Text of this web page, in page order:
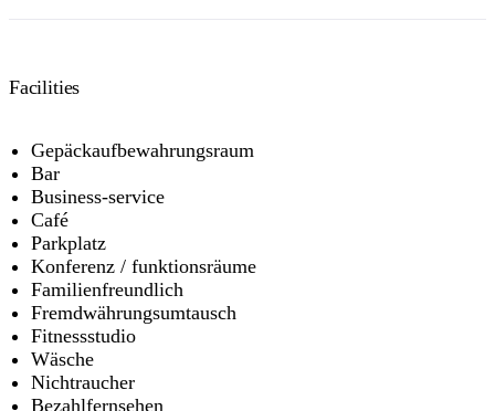
Facilities
Gepäckaufbewahrungsraum
Bar
Business-service
Café
Parkplatz
Konferenz / funktionsräume
Familienfreundlich
Fremdwährungsumtausch
Fitnessstudio
Wäsche
Nichtraucher
Bezahlfernsehen